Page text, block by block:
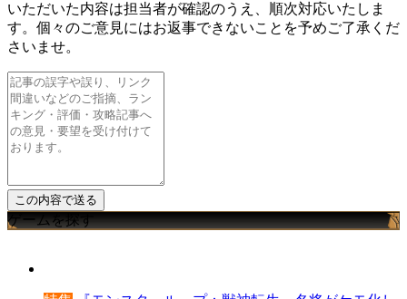
いただいた内容は担当者が確認のうえ、順次対応いたしま
す。個々のご意見にはお返事できないことを予めご了承くだ
さいませ。
ゲームを探す